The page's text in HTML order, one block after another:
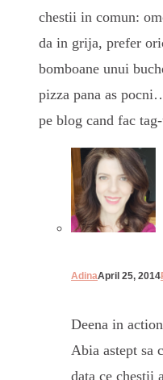
chestii in comun:
da in grija, prefer
bomboane unui
pizza pana as
pe blog cand fac
AdinaApril 25, 2014
Deena in
Abia astept sa
data ce chestii